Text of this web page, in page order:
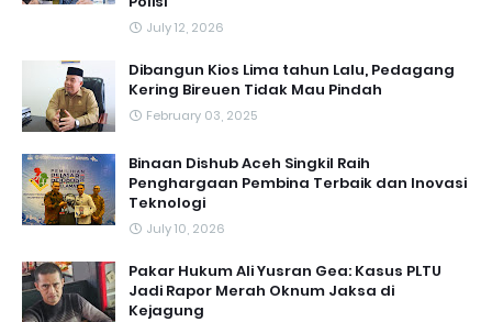
July 12, 2026
Dibangun Kios Lima tahun Lalu, Pedagang
Kering Bireuen Tidak Mau Pindah
February 03, 2025
Binaan Dishub Aceh Singkil Raih
Penghargaan Pembina Terbaik dan Inovasi
Teknologi
July 10, 2026
Pakar Hukum Ali Yusran Gea: Kasus PLTU
Jadi Rapor Merah Oknum Jaksa di
Kejagung